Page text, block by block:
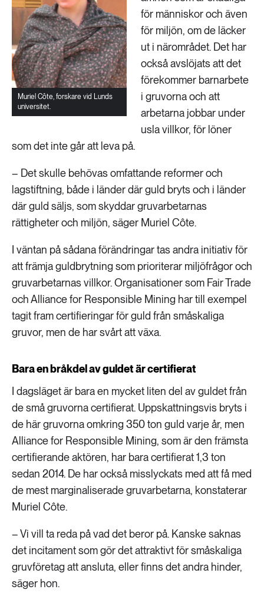
Muriel Côte, forskare vid Lunds
universitet.
för människor och även
för miljön, om de läcker
ut i närområdet. Det har
också avslöjats att det
förekommer barnarbete
i gruvorna och att
arbetarna jobbar under
usla villkor, för löner
som det inte går att leva på.
– Det skulle behövas omfattande reformer och
lagstiftning, både i länder där guld bryts och i länder
där guld säljs, som skyddar gruvarbetarnas
rättigheter och miljön, säger Muriel Côte.
I väntan på sådana förändringar tas andra initiativ för
att främja guldbrytning som prioriterar miljöfrågor och
gruvarbetarnas villkor. Organisationer som Fair Trade
och Alliance for Responsible Mining har till exempel
tagit fram certifieringar för guld från småskaliga
gruvor, men de har svårt att växa.
Bara en bråkdel av guldet är certifierat
I dagsläget är bara en mycket liten del av guldet från
de små gruvorna certifierat. Uppskattningsvis bryts i
de här gruvorna omkring 350 ton guld varje år, men
Alliance for Responsible Mining, som är den främsta
certifierande aktören, har bara certifierat 1,3 ton
sedan 2014. De har också misslyckats med att få med
de mest marginaliserade gruvarbetarna, konstaterar
Muriel Côte.
– Vi vill ta reda på vad det beror på. Kanske saknas
det incitament som gör det attraktivt för småskaliga
gruvföretag att ansluta, eller finns det andra hinder,
säger hon.